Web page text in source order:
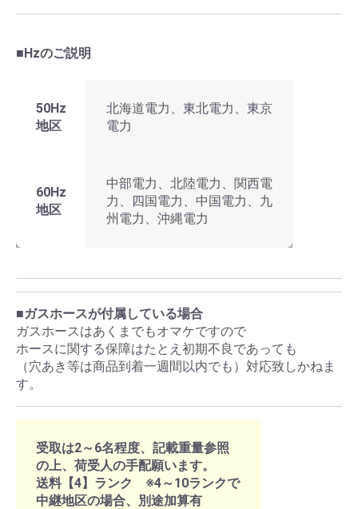
■Hzのご説明
50Hz
地区
北海道電力、東北電力、東京
電力
60Hz
地区
中部電力、北陸電力、関西電
力、四国電力、中国電力、九
州電力、沖縄電力
■ガスホースが付属している場合
ガスホースはあくまでもオマケですので
ホースに関する保障はたとえ初期不良であっても
（穴あき等は商品到着一週間以内でも）対応致しかねま
す。
受取は2～6名程度、記載重量参照
の上、荷受人の手配願います。
送料【4】ランク ※4～10ランクで
中継地区の場合、別途加算有